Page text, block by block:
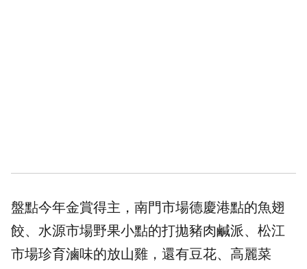
盤點今年金賞得主，南門市場德慶港點的魚翅
餃、水源市場野果小點的打拋豬肉鹹派、松江
市場珍育滷味的放山雞，還有豆花、高麗菜